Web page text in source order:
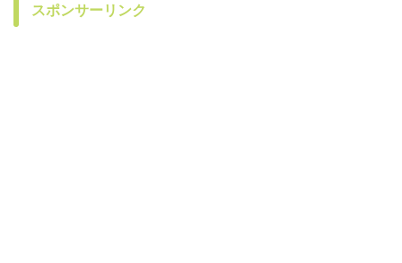
スポンサーリンク